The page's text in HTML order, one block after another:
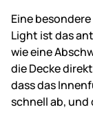
Eine
Light ist das
wie eine
die Decke
dass das
schnell ab, und